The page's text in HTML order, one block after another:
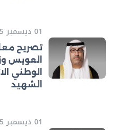
01 ديسمبر 2025
تصريح
العويس
الوطني
الشهيد
01 ديسمبر 2025